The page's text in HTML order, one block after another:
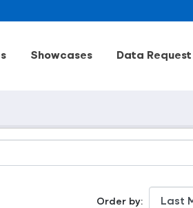
Showcases Data Request
Order by